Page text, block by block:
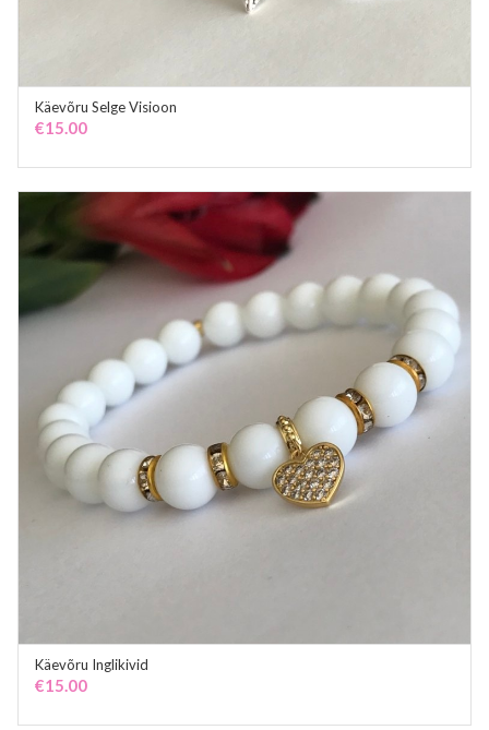
Käevõru Selge Visioon
€15.00
Käevõru Inglikivid
€15.00